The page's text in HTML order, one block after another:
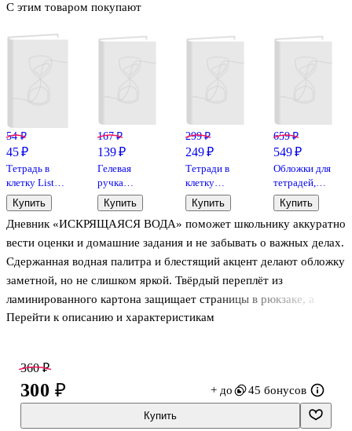
Дневник «ИСКРЯЩАЯСЯ ВОДА» поможет школьнику аккуратно
вести оценки и домашние задания и не забывать о важных делах.
Сдержанная водная палитра и блестящий акцент делают обложку
заметной, но не слишком яркой. Твёрдый переплёт из
ламинированного картона защищает страницы в рюкзаке, а
матовая поверхность приятна на ощупь и меньше собирает
собой, сшивка надёжно держит блок.
Перейти к описанию и характеристикам
С этим товаром покупают
54 ₽
45 ₽
Тетрадь в
клетку Listoff
«Классическая
серия» в
ассортименте,
12 листов
Купить
167 ₽
139 ₽
Гелевая
ручка
зеленая 0,7
мм, Crown
Купить
299 ₽
249 ₽
Тетради в
клетку
Hatber, 18
листов,
«Зеленая» 10
штук
Купить
659 ₽
549 ₽
Обложки для
тетрадей,
учебников и
школьного
журнала, 100
мкм, А4
Топ-Спин, 10
штук
Купить
360 ₽
300 ₽ + до 45 бонусов
Купить